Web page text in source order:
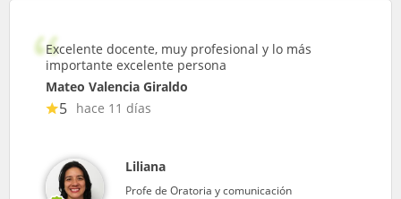
Excelente docente, muy profesional y lo más
importante excelente persona
Mateo Valencia Giraldo
5 hace 11 días
Liliana
Profe de Oratoria y comunicación